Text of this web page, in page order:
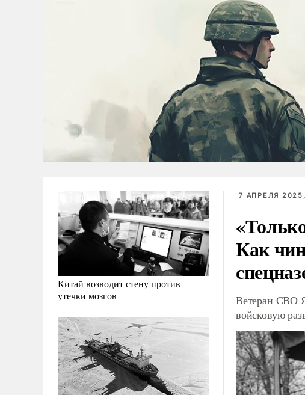
Китай возводит стену против
утечки мозгов
7 АПРЕЛЯ
Как
Ветеран СВО
войсковую